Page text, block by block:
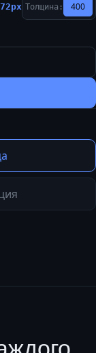
72px Толщина: 400